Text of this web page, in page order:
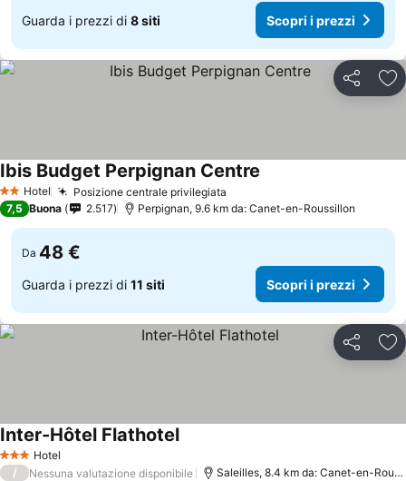
Guarda i prezzi di 8 siti Scopri i prezzi
Condividi
2 StelleHotel Posizione centrale privilegiata
Ibis Budget Perpignan Centre
7,5 Buona 2.517 Perpignan, 9.6 km da: Canet-en-Roussillon
Da 48 €
Guarda i prezzi di 11 siti Scopri i prezzi
Condividi
3 StelleHotel
Inter-Hôtel Flathotel
/ Nessuna valutazione disponibile Saleilles, 8.4 km da: Canet-en-Roussillon